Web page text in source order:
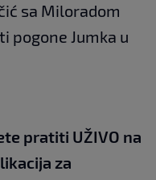
sa Miloradom
pogone Jumka u
pratiti UŽIVO na
za